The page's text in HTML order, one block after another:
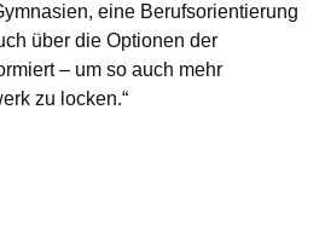
eine Berufsorientierung
über die Optionen der
– um so auch mehr
zu locken.“